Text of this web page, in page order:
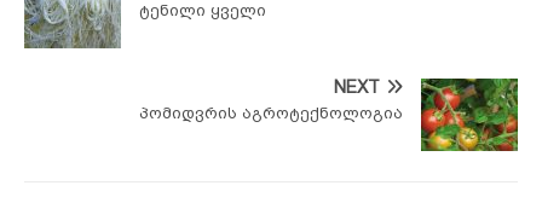
ტენილი ყველი
NEXT
პომიდვრის აგროტექნოლოგია